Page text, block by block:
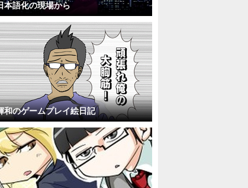
本語化の現場から
和のゲームプレイ絵日記